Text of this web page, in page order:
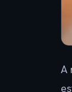
A